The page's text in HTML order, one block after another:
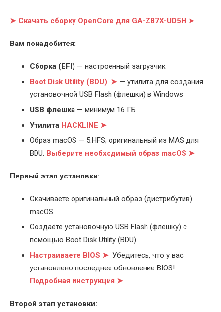
➤ Скачать сборку OpenCore для GA-Z87X-UD5H ➤
Вам понадобится:
Cборка (EFI) — настроенный загрузчик
Boot Disk Utility (BDU) ➤ — утилита для создания
установочной USB Flash (флешки) в Windows
USB флешка — минимум 16 ГБ
Утилита HACKLINE ➤
Образ macOS — 5.HFS; оригинальный из MAS для
BDU. Выберите необходимый образ macOS ➤
Первый этап установки:
Скачиваете оригинальный образ (дистрибутив)
macOS.
Создаёте установочную USB Flash (флешку) с
помощью Boot Disk Utility (BDU)
Настраиваете BIOS ➤ Убедитесь, что у вас
установлено последнее обновление BIOS!
Подробная инструкция ➤
Второй этап установки: